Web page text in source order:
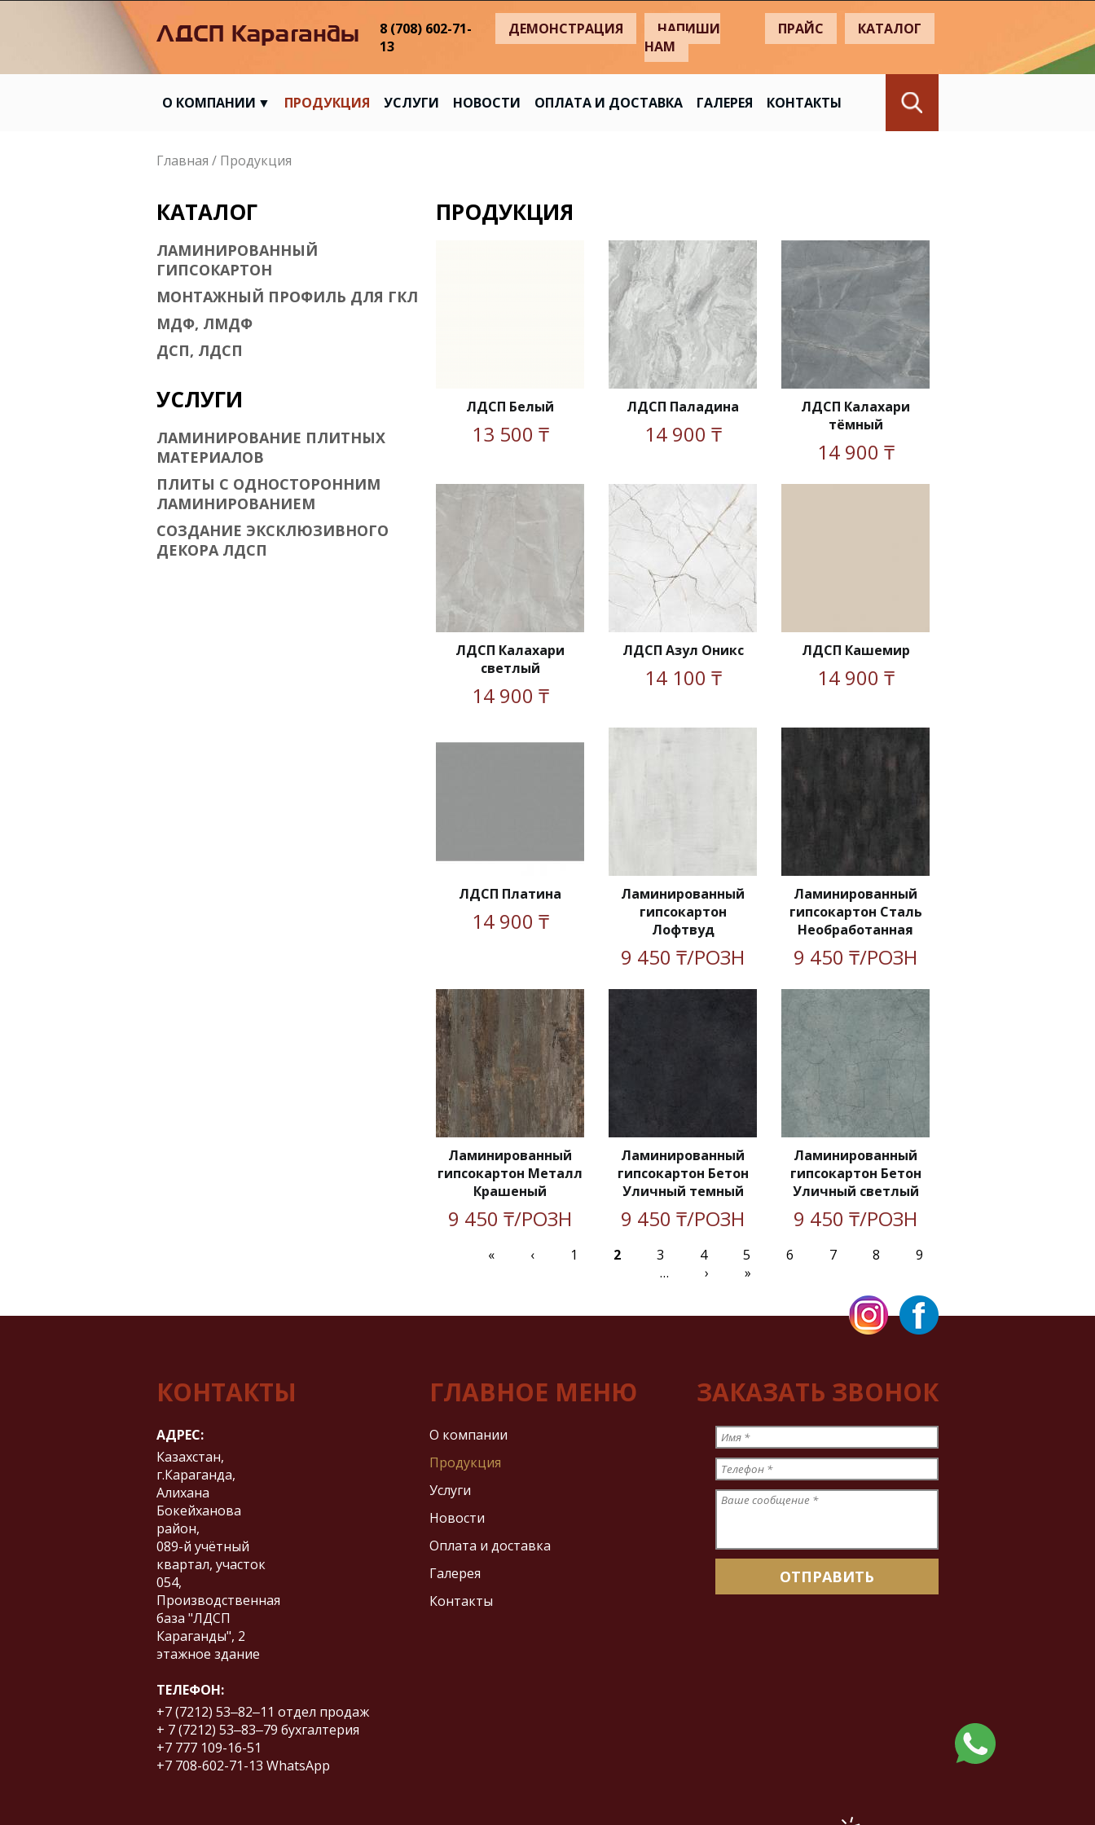
+
8 (708) 602-71-
13
ДЕМОНСТРАЦИЯ
НАПИШИ
НАМ
ПРАЙС КАТАЛОГ
О КОМПАНИИ ПРОДУКЦИЯ УСЛУГИ НОВОСТИ ОПЛАТА И ДОСТАВКА ГАЛЕРЕЯ КОНТАКТЫ
Вы здесь
Главная / Продукция
КАТАЛОГ
ЛАМИНИРОВАННЫЙ
ГИПСОКАРТОН
МОНТАЖНЫЙ ПРОФИЛЬ ДЛЯ ГКЛ
МДФ, ЛМДФ
ДСП, ЛДСП
УСЛУГИ
ЛАМИНИРОВАНИЕ ПЛИТНЫХ
МАТЕРИАЛОВ
ПЛИТЫ С ОДНОСТОРОННИМ
ЛАМИНИРОВАНИЕМ
СОЗДАНИЕ ЭКСКЛЮЗИВНОГО
ДЕКОРА ЛДСП
ПРОДУКЦИЯ
ЛДСП Белый
13 500 ₸
ЛДСП Паладина
14 900 ₸
ЛДСП Калахари
тёмный
14 900 ₸
ЛДСП Калахари
светлый
14 900 ₸
ЛДСП Азул Оникс
14 100 ₸
ЛДСП Кашемир
14 900 ₸
ЛДСП Платина
14 900 ₸
Ламинированный
гипсокартон
Лофтвуд
9 450 ₸/РОЗН
Ламинированный
гипсокартон Сталь
Необработанная
9 450 ₸/РОЗН
Ламинированный
гипсокартон Металл
Крашеный
9 450 ₸/РОЗН
Ламинированный
гипсокартон Бетон
Уличный темный
9 450 ₸/РОЗН
Ламинированный
гипсокартон Бетон
Уличный светлый
9 450 ₸/РОЗН
Страницы
« ‹ 1 2 3 4 5 6 7 8
9
…
› »
КОНТАКТЫ
АДРЕС:
Казахстан,
г.Караганда,
Алихана
Бокейханова
район,
​089-й учётный
квартал, участок
054,
Производственная
база "ЛДСП
Караганды", 2
этажное здание
ТЕЛЕФОН:
+7 (7212) 53‒82‒11 отдел продаж
+ 7 (7212) 53‒83‒79 бухгалтерия
+7 777 109-16-51
+7 708-602-71-13 WhatsApp
ГЛАВНОЕ МЕНЮ
О компании
Продукция
Услуги
Новости
Оплата и доставка
Галерея
Контакты
ЗАКАЗАТЬ ЗВОНОК
Имя*
Телефон
Ваше сообщение